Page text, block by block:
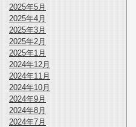
2025年5月
2025年4月
2025年3月
2025年2月
2025年1月
2024年12月
2024年11月
2024年10月
2024年9月
2024年8月
2024年7月